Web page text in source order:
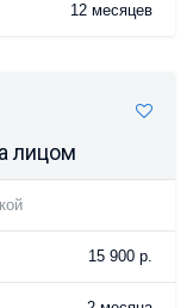
12 месяцев
лицом
15 900 р.